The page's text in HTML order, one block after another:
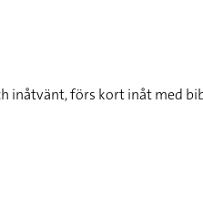
inåtvänt, förs kort inåt med